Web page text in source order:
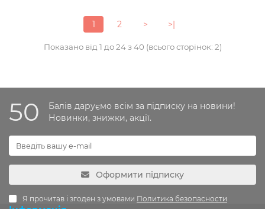
1 2 > >|
Показано від 1 до 24 з 40 (всього сторінок: 2)
50
Балів даруємо всім за підписку на новини!
Новинки, знижки, акції.
Оформити підписку
Я прочитав і згоден з умовами Политика безопасности